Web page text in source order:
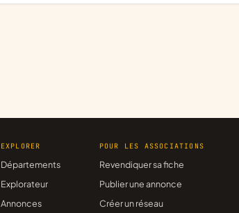
EXPLORER
Départements
Explorateur
Annonces
POUR LES ASSOCIATIONS
Revendiquer sa fiche
Publier une annonce
Créer un réseau